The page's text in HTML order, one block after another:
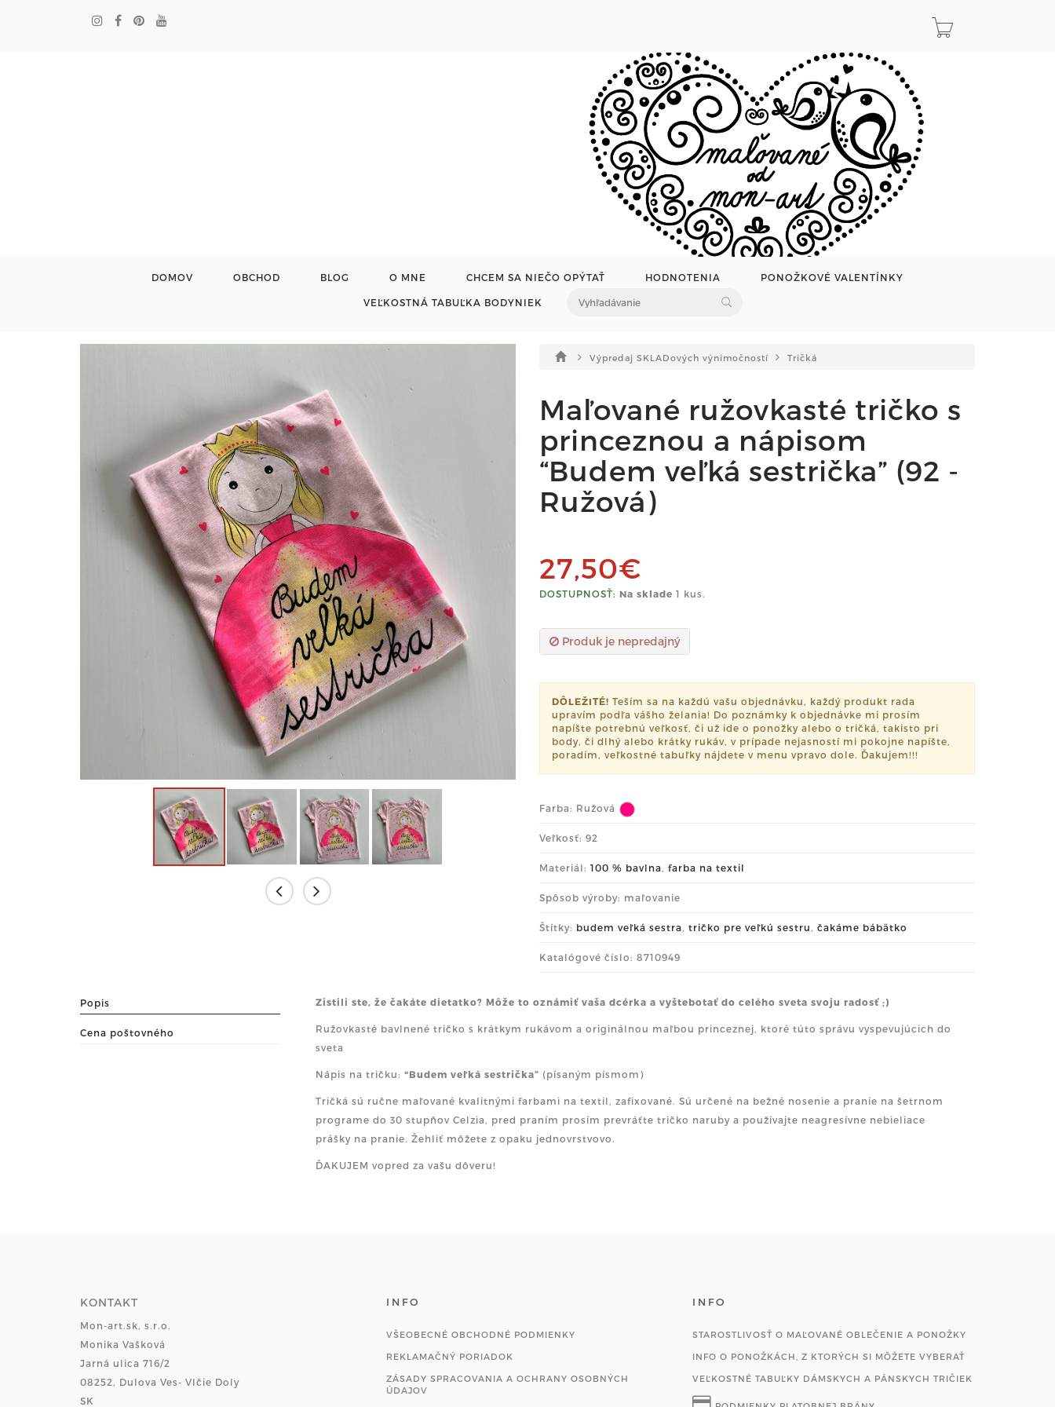
DOMOV OBCHOD BLOG O MNE CHCEM SA NIEČO OPÝTAŤ HODNOTENIA PONOŽKOVÉ VALENTÍNKY
VEĽKOSTNÁ TABUĽKA BODYNIEK
Výpredaj SKLADových výnimočností Tričká
Maľované ružovkasté tričko s
princeznou a nápisom
“Budem veľká sestrička” (92 -
Ružová)
27,50€
DOSTUPNOSŤ: Na sklade 1 kus.
Produk je nepredajný
DÔLEŽITÉ! Teším sa na každú vašu objednávku, každý produkt rada
upravím podľa vášho želania! Do poznámky k objednávke mi prosím
napíšte potrebnú veľkosť, či už ide o ponožky alebo o tričká, takisto pri
body, či dlhý alebo krátky rukáv, v prípade nejasností mi pokojne napíšte,
poradím, veľkostné tabuľky nájdete v menu vpravo dole. Ďakujem!!!
Farba: Ružová
Veľkosť: 92
Materiál: 100 % bavlna, farba na textil
Spôsob výroby: maľovanie
Štítky: budem veľká sestra, tričko pre veľkú sestru , čakáme bábätko
Katalógové číslo: 8710949
Popis
Cena poštovného
Zistili ste, že čakáte dietatko? Môže to oznámiť vaša dcérka a vyštebotať do celého sveta svoju radosť ;)
Ružovkasté bavlnené tričko s krátkym rukávom a originálnou maľbou princeznej, ktoré túto správu vyspevujúcich do
sveta
Nápis na tričku: "Budem veľká sestrička” (písaným písmom)
Tričká sú ručne maľované kvalitnými farbami na textil, zafixované. Sú určené na bežné nosenie a pranie na šetrnom
programe do 30 stupňov Celzia, pred praním prosím prevráťte tričko naruby a používajte neagresívne nebieliace
prášky na pranie. Žehliť môžete z opaku jednovrstvovo.
ĎAKUJEM vopred za vašu dôveru!
KONTAKT
Mon-art.sk, s.r.o.
Monika Vašková
Jarná ulica 716/2
08252, Dulova Ves- Vlčie Doly
SK
INFO
VŠEOBECNÉ OBCHODNÉ PODMIENKY
REKLAMAČNÝ PORIADOK
ZÁSADY SPRACOVANIA A OCHRANY OSOBNÝCH
ÚDAJOV
INFO
STAROSTLIVOSŤ O MAĽOVANÉ OBLEČENIE A PONOŽKY
INFO O PONOŽKÁCH, Z KTORÝCH SI MÔŽETE VYBERAŤ
VEĽKOSTNÉ TABUĽKY DÁMSKYCH A PÁNSKYCH TRIČIEK